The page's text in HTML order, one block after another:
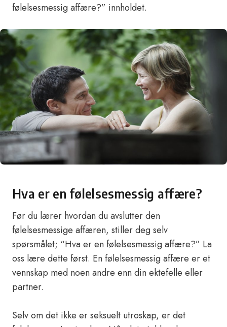
følelsesmessig affære?” innholdet.
Hva er en følelsesmessig affære?
Før du lærer hvordan du avslutter den
følelsesmessige affæren, stiller deg selv
spørsmålet; “Hva er en følelsesmessig affære?” La
oss lære dette først. En følelsesmessig affære er et
vennskap med noen andre enn din ektefelle eller
partner.
Selv om det ikke er seksuelt utroskap, er det